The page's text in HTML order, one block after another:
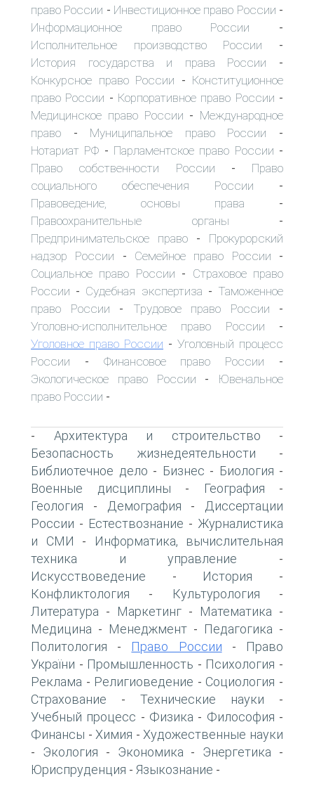
право России - Инвестиционное право России -
Информационное право России -
Исполнительное производство России -
История государства и права России -
Конкурсное право России - Конституционное
право России - Корпоративное право России -
Медицинское право России - Международное
право - Муниципальное право России -
Нотариат РФ - Парламентское право России -
Право собственности России - Право
социального обеспечения России -
Правоведение, основы права -
Правоохранительные органы -
Предпринимательское право - Прокурорский
надзор России - Семейное право России -
Социальное право России - Страховое право
России - Судебная экспертиза - Таможенное
право России - Трудовое право России -
Уголовно-исполнительное право России -
Уголовное право России - Уголовный процесс
России - Финансовое право России -
Экологическое право России -
Ювенальное
право России -
- Архитектура и строительство -
Безопасность жизнедеятельности -
Библиотечное дело - Бизнес - Биология -
Военные дисциплины - География -
Геология - Демография -
Диссертации
России - Естествознание - Журналистика
и СМИ -
Информатика, вычислительная
техника и управление -
Искусствоведение - История -
Конфликтология - Культурология -
Литература - Маркетинг - Математика -
Медицина - Менеджмент - Педагогика -
Политология - Право России -
Право
України - Промышленность - Психология -
Реклама - Религиоведение - Социология -
Страхование - Технические науки -
Учебный процесс - Физика - Философия -
Финансы - Химия - Художественные науки
- Экология - Экономика - Энергетика -
Юриспруденция - Языкознание -